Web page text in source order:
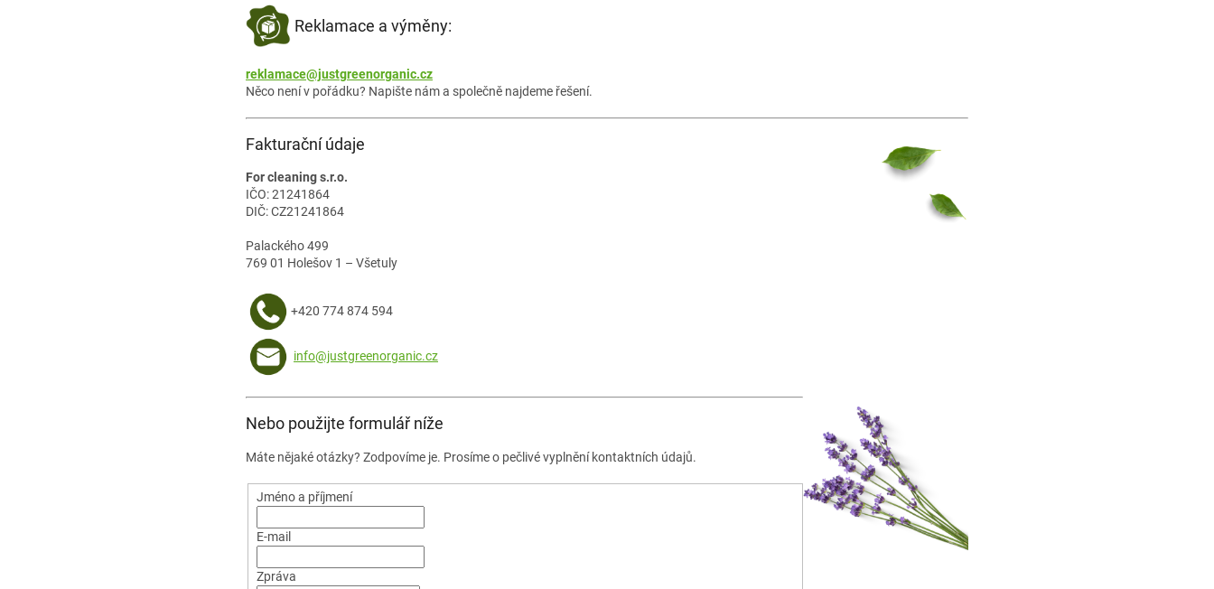
Reklamace a výměny:
reklamace@justgreenorganic.cz
Něco není v pořádku? Napište nám a společně najdeme řešení.
Fakturační údaje
For cleaning s.r.o.
IČO: 21241864
DIČ: CZ21241864
Palackého 499
769 01 Holešov 1 – Všetuly
+420 774 874 594
info@justgreenorganic.cz
Nebo použijte formulář níže
Máte nějaké otázky? Zodpovíme je. Prosíme o pečlivé vyplnění kontaktních údajů.
Jméno a příjmení
E-mail
Zpráva